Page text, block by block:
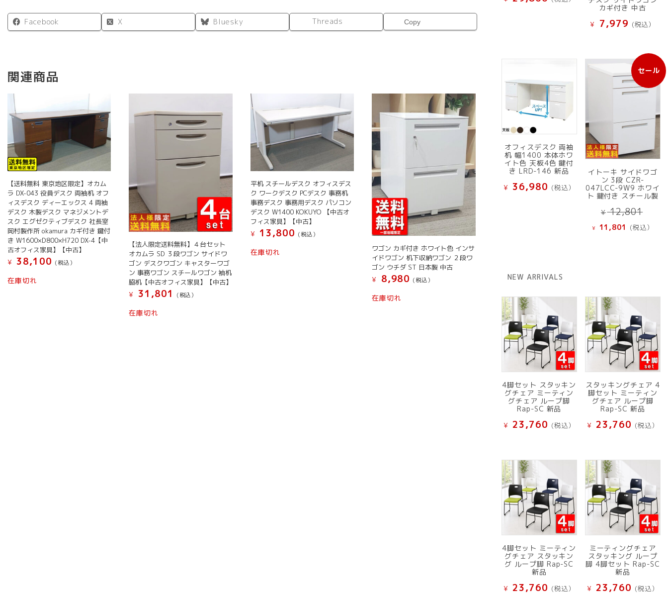
Facebook X Bluesky Threads Copy
関連商品
【送料無料 東京地区限定】オカム
ラ DX-043 役員デスク 両袖机 オフ
ィスデスク ディーエックス 4 両袖
デスク 木製デスク マネジメントデ
スク エグゼクティブデスク 社長室
岡村製作所 okamura カギ付き 鍵付
き W1600×D800×H720 DX-4【中
古オフィス家具】【中古】
¥
38,100 (税込）
在庫切れ
【法人限定送料無料】４台セット
オカムラ SD ３段ワゴン サイドワ
ゴン デスクワゴン キャスターワゴ
ン 事務ワゴン スチールワゴン 袖机
脇机【中古オフィス家具】【中古】
¥
31,801 (税込）
在庫切れ
平机 スチールデスク オフィスデス
ク ワークデスク PCデスク 事務机
事務デスク 事務用デスク パソコン
デスク W1400 KOKUYO 【中古オ
フィス家具】【中古】
¥
13,800 (税込）
在庫切れ
ワゴン カギ付き ホワイト色 インサ
イドワゴン 机下収納ワゴン ２段ワ
ゴン ウチダ ST 日本製 中古
¥
8,980 (税込）
在庫切れ
カギ付き 中古
¥ 7,979 (税込）
オフィスデスク 両袖
机 幅1400 本体ホワ
イト色 天板4色 鍵付
き LRD-146 新品
¥ 36,980 (税込）
セール
販
売
中
品
イトーキ サイドワゴ
ン 3段 CZR-
047LCC-9W9 ホワイ
ト 鍵付き スチール製
¥12,801
の
価
¥ 11,801 現
で
す。
(税込）
NEW ARRIVALS
4脚セット スタッキン
グチェア ミーティン
グチェア ループ脚
Rap-SC 新品
¥ 23,760 (税込）
スタッキングチェア 4
脚セット ミーティン
グチェア ループ脚
Rap-SC 新品
¥ 23,760 (税込）
4脚セット ミーティン
グチェア スタッキン
グ ループ脚 Rap-SC
新品
¥ 23,760 (税込）
ミーティングチェア
スタッキング ループ
脚 4脚セット Rap-SC
新品
¥ 23,760 (税込）